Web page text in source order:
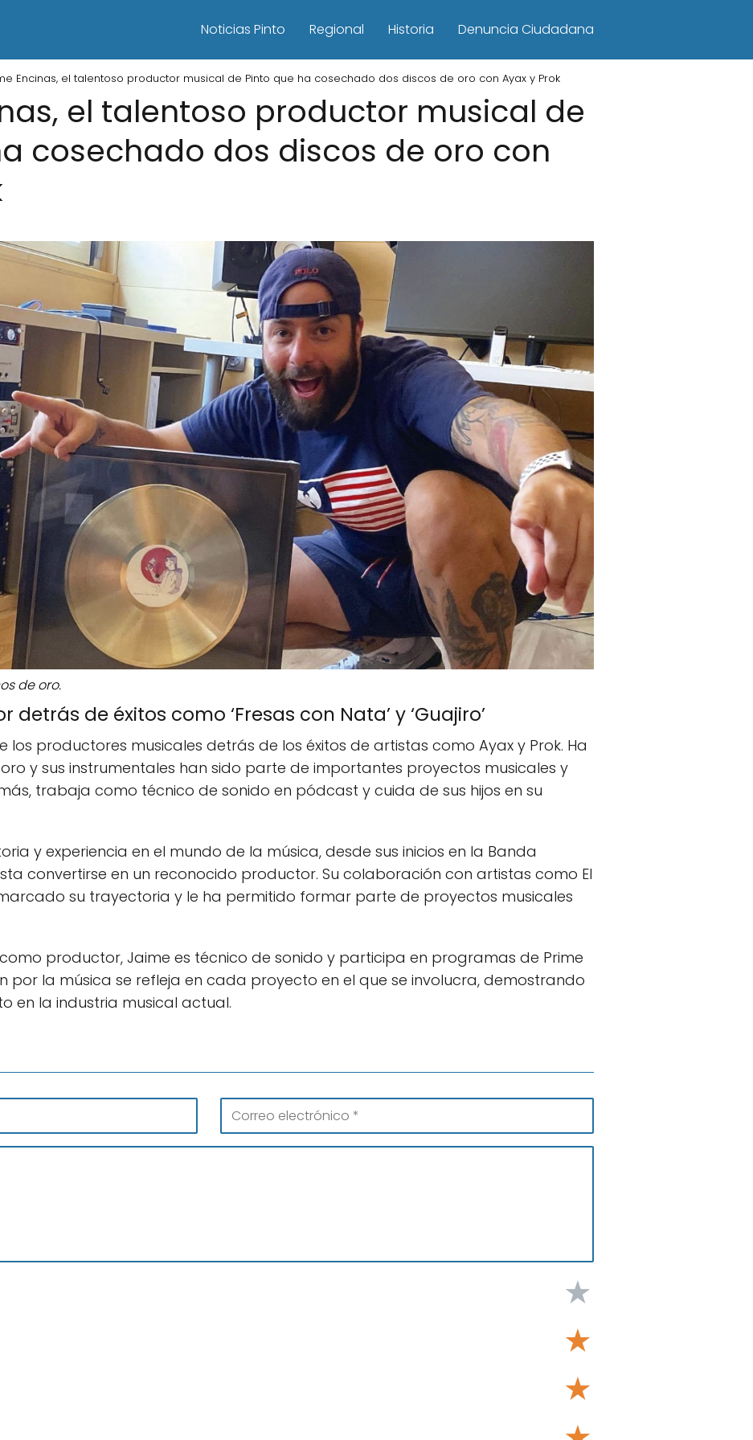
Noticias Pinto Regional Historia Denuncia Ciudadana
Encinas, el talentoso productor musical de Pinto que ha cosechado dos discos de oro con Ayax y Prok
el talentoso productor musical de
cosechado dos discos de oro con
de oro.
de éxitos como ‘Fresas con Nata’ y ‘Guajiro’
los productores musicales detrás de los éxitos de artistas como Ayax y Prok. Ha
y sus instrumentales han sido parte de importantes proyectos musicales y
trabaja como técnico de sonido en pódcast y cuida de sus hijos en su
y experiencia en el mundo de la música, desde sus inicios en la Banda
convertirse en un reconocido productor. Su colaboración con artistas como El
su trayectoria y le ha permitido formar parte de proyectos musicales
productor, Jaime es técnico de sonido y participa en programas de Prime
por la música se refleja en cada proyecto en el que se involucra, demostrando
en la industria musical actual.
★
★
★